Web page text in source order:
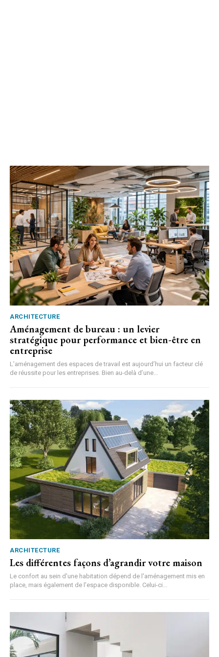
ARCHITECTURE
Aménagement de bureau : un levier
stratégique pour performance et bien-être en
entreprise
L’aménagement des espaces de travail est aujourd’hui un facteur clé
de réussite pour les entreprises. Bien au-delà d’une...
ARCHITECTURE
Les différentes façons d’agrandir votre maison
Le confort au sein d'une habitation dépend de l'aménagement mis en
place, mais également de l'espace disponible. Celui-ci...